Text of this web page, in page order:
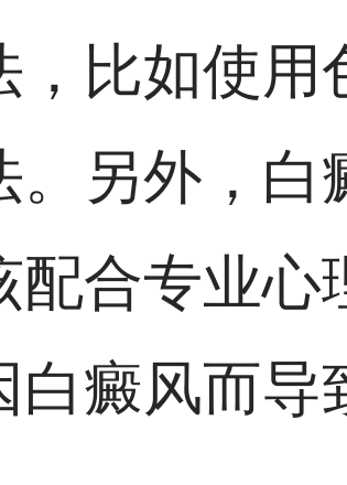
比如使用
另外，白
合专业心
癜风而导